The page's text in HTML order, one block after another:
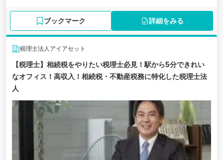
ブックマーク 詳細をみる
税理士法人アイアセット
【税理士】相続税をやりたい税理士必見！駅から5分できれい
なオフィス！高収入！相続税・不動産税務に特化した税理士法
人